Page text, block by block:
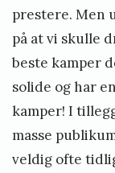
prestere. Men
på at vi skulle
beste kamper
solide og har
kamper! I
masse
veldig ofte